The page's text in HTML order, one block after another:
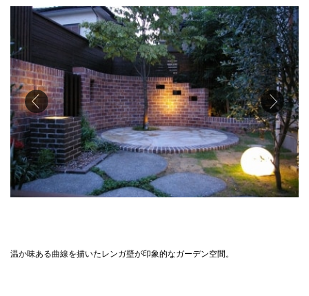
温か味ある曲線を描いたレンガ壁が印象的なガーデン空間。